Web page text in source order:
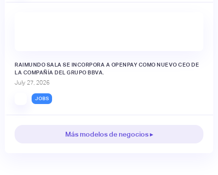
RAIMUNDO SALA SE INCORPORA A OPENPAY COMO NUEVO CEO DE
LA COMPAÑÍA DEL GRUPO BBVA.
July 27, 2026
JOBS
Más modelos de negocios ▸